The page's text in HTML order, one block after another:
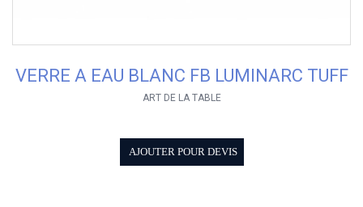
VERRE A EAU BLANC FB LUMINARC TUFF
ART DE LA TABLE
AJOUTER POUR DEVIS